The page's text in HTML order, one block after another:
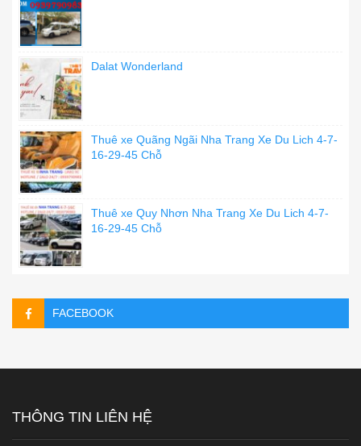
Dalat Wonderland
Thuê xe Quãng Ngãi Nha Trang Xe Du Lich 4-7-
16-29-45 Chỗ
Thuê xe Quy Nhơn Nha Trang Xe Du Lich 4-7-
16-29-45 Chỗ
FACEBOOK
THÔNG TIN LIÊN HỆ